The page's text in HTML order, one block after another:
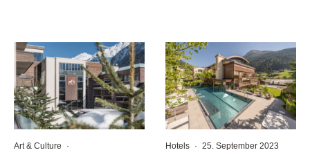
Art & Culture
·
Hotels · 25. September 2023